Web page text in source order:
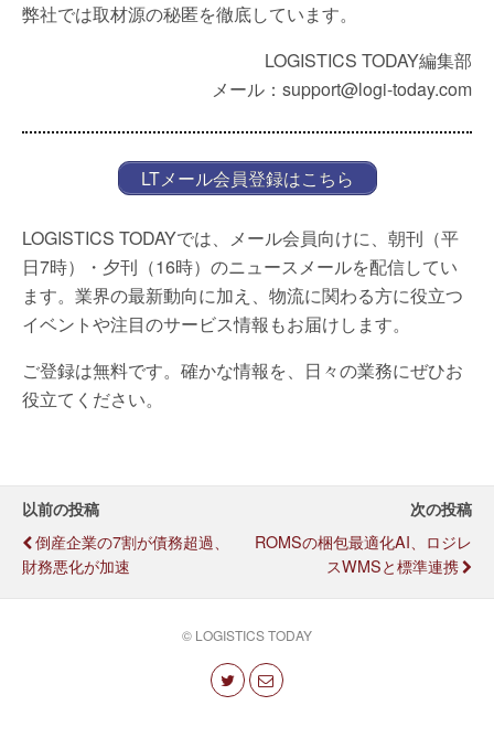
弊社では取材源の秘匿を徹底しています。
LOGISTICS TODAY編集部
メール：support@logi-today.com
LTメール会員登録はこちら
LOGISTICS TODAYでは、メール会員向けに、朝刊（平
日7時）・夕刊（16時）のニュースメールを配信してい
ます。業界の最新動向に加え、物流に関わる方に役立つ
イベントや注目のサービス情報もお届けします。
ご登録は無料です。確かな情報を、日々の業務にぜひお
役立てください。
以前の投稿
倒産企業の7割が債務超過、
財務悪化が加速
次の投稿
ROMSの梱包最適化AI、ロジレ
スWMSと標準連携
© LOGISTICS TODAY